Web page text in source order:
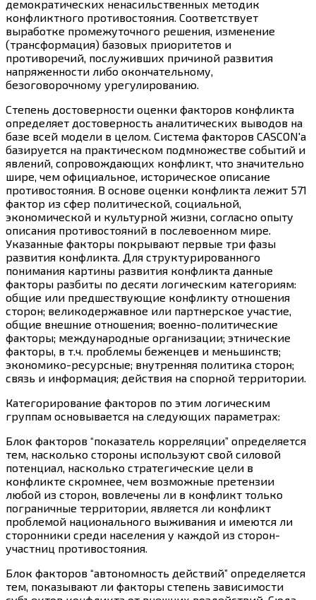
демократических ненасильственных методик
конфликтного противостояния. Соответствует
выработке промежуточного решения, изменение
(трансформация) базовых приоритетов и
противоречий, послуживших причиной развития
напряженности либо окончательному,
безоговорочному урегулированию.
Степень достоверности оценки факторов конфликта
определяет достоверность аналитических выводов на
базе всей модели в целом. Система факторов CASCON'а
базируется на практическом подмножестве событий и
явлений, сопровождающих конфликт, что значительно
шире, чем официальное, историческое описание
противостояния. В основе оценки конфликта лежит 571
фактор из сфер политической, социальной,
экономической и культурной жизни, согласно опыту
описания противостояний в послевоенном мире.
Указанные факторы покрывают первые три фазы
развития конфликта. Для структурированного
понимания картины развития конфликта данные
факторы разбиты по десяти логическим категориям:
общие или предшествующие конфликту отношения
сторон; великодержавное или партнерское участие,
общие внешние отношения; военно-политические
факторы; международные организации; этнические
факторы, в т.ч. проблемы беженцев и меньшинств;
экономико-ресурсные; внутренняя политика сторон;
связь и информация; действия на спорной территории.
Категорирование факторов по этим логическим
группам основывается на следующих параметрах:
Блок факторов “показатель корреляции” определяется
тем, насколько стороны используют свой силовой
потенциал, насколько стратегические цели в
конфликте скромнее, чем возможные претензии
любой из сторон, вовлечены ли в конфликт только
пограничные территории, является ли конфликт
проблемой национального выживания и имеются ли
сторонники среди населения у каждой из сторон-
участниц противостояния.
Блок факторов “автономность действий” определяется
тем, показывают ли факторы степень зависимости